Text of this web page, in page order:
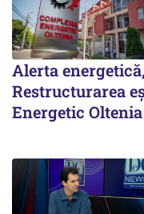
Alerta
Restructurarea
Energetic Oltenia